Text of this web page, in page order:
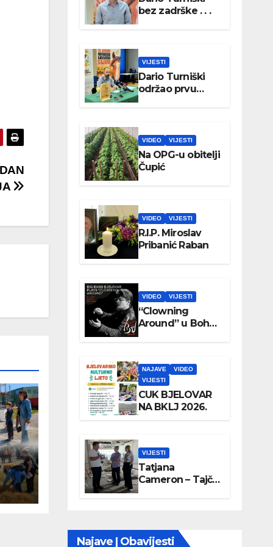
bez zadrške . . .
VIJESTI
Dario Turniški
održao prvu
konferenciju za
VIDEO VIJESTI
Na OPG-u obitelji
Čupić
VIDEO VIJESTI
R.I.P. Miroslav
Pribanić Raban
VIDEO VIJESTI
“Clowning
Around” u Boho
parku
NAJAVE
VIDEO
VIJESTI
CUK BJELOVAR
NA BKLJ 2026.
VIJESTI
Tatjana
Cameron – Tajči
posjetila
Najave | Obavijesti